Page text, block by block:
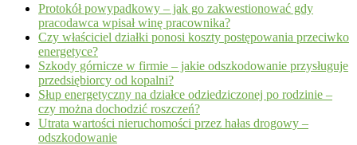
Protokół powypadkowy – jak go zakwestionować gdy
pracodawca wpisał winę pracownika?
Czy właściciel działki ponosi koszty postępowania przeciwko
energetyce?
Szkody górnicze w firmie – jakie odszkodowanie przysługuje
przedsiębiorcy od kopalni?
Słup energetyczny na działce odziedziczonej po rodzinie –
czy można dochodzić roszczeń?
Utrata wartości nieruchomości przez hałas drogowy –
odszkodowanie